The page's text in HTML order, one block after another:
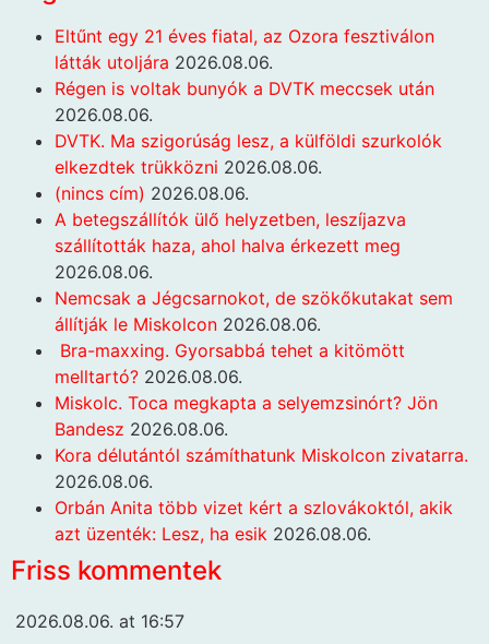
Eltűnt egy 21 éves fiatal, az Ozora fesztiválon
látták utoljára 2026.08.06.
Régen is voltak bunyók a DVTK meccsek után
2026.08.06.
DVTK. Ma szigorúság lesz, a külföldi szurkolók
elkezdtek trükközni 2026.08.06.
(nincs cím) 2026.08.06.
A betegszállítók ülő helyzetben, leszíjazva
szállították haza, ahol halva érkezett meg
2026.08.06.
Nemcsak a Jégcsarnokot, de szökőkutakat sem
állítják le Miskolcon 2026.08.06.
Bra-maxxing. Gyorsabbá tehet a kitömött
melltartó? 2026.08.06.
Miskolc. Toca megkapta a selyemzsinórt? Jön
Bandesz 2026.08.06.
Kora délutántól számíthatunk Miskolcon zivatarra.
2026.08.06.
Orbán Anita több vizet kért a szlovákoktól, akik
azt üzenték: Lesz, ha esik 2026.08.06.
Friss kommentek
2026.08.06. at 16:57